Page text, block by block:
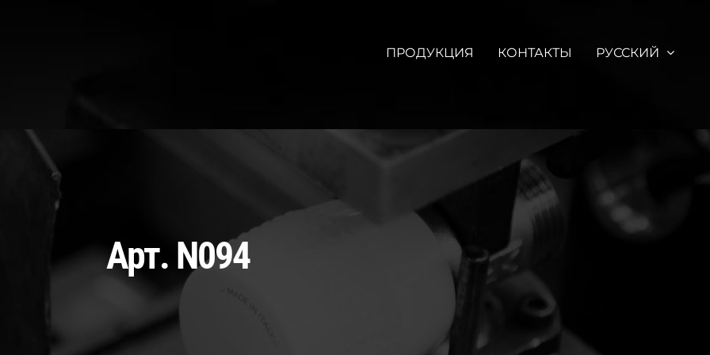
ПРОДУКЦИЯ КОНТАКТЫ РУССКИЙ
Арт. N094